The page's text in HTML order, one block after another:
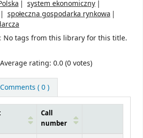
system ekonomiczny
społeczna gospodarka rynkowa
No tags from this library for this title.
Average rating: 0.0 (0 votes)
Comments ( 0 )
Call
number